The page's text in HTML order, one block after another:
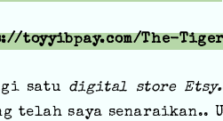
toyyibpay.com/The-
satu digital store
telah saya senaraikan..